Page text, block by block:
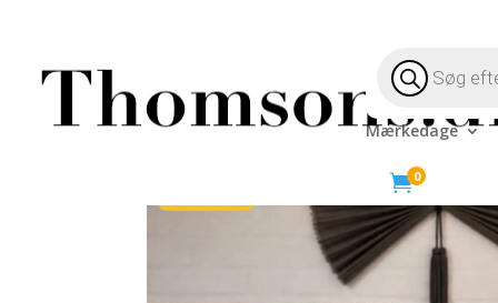
search
Mærkedage
0
Hjem /Bolig/Mærker/ Cozy Living/ Strikket